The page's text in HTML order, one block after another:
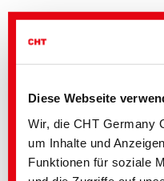
Diese Webseite
Wir, die CHT Germany
um Inhalte und
Funktionen für soziale
Suitable for
100 product
Details und